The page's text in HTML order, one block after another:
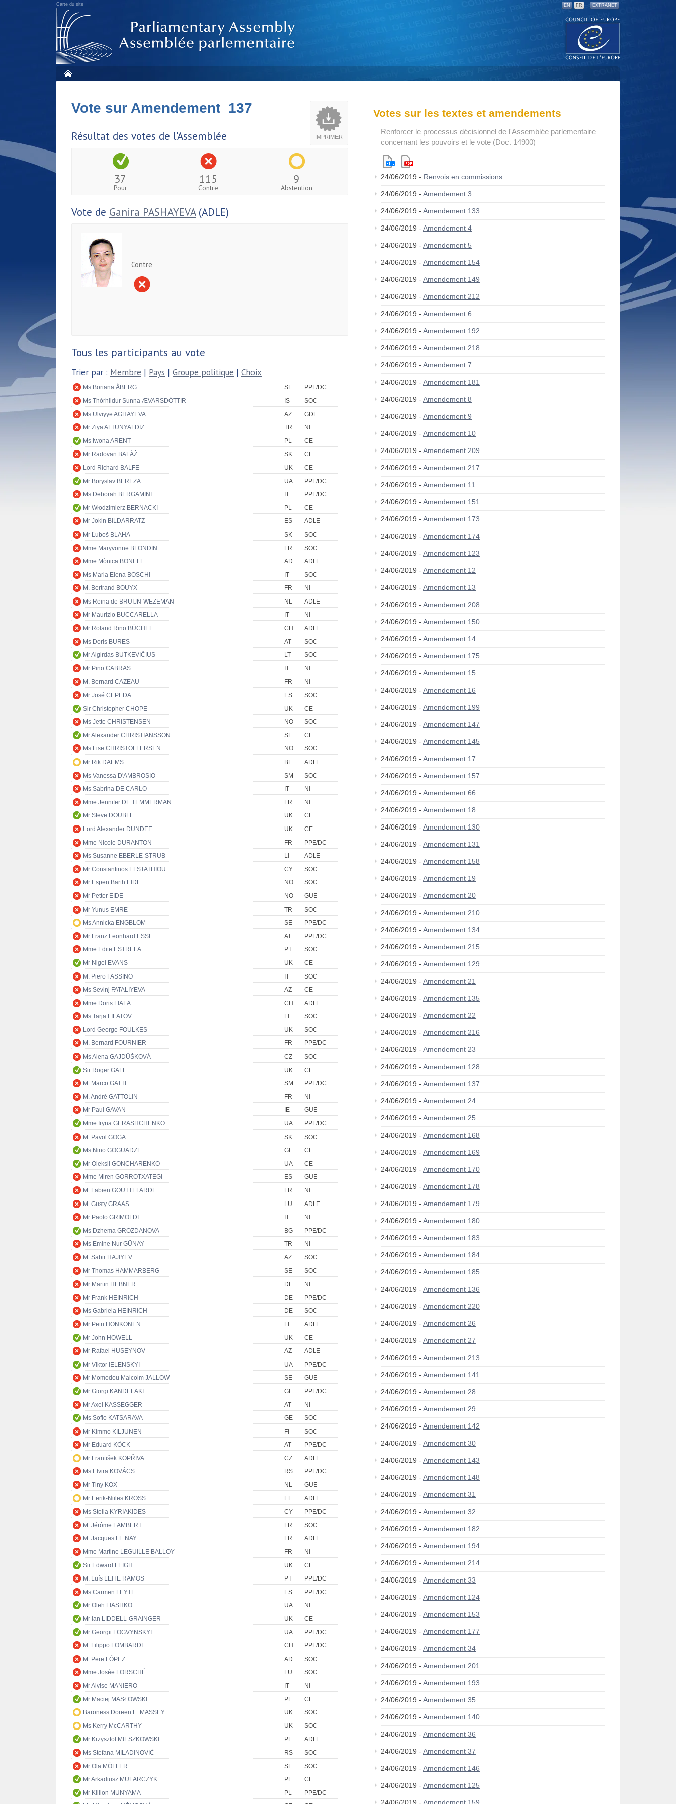
Carte du site EN FR EXTRANET
IMPRIMER
Vote sur Amendement 137
Résultat des votes de l'Assemblée
37
Pour
115
Contre
9
Abstention
Vote de Ganira PASHAYEVA(ADLE)
Contre
Tous les participants au vote
Trier par : Membre | Pays | Groupe politique | Choix
Ms Boriana ÅBERG SE
PPE/DC
Ms Thórhildur Sunna ÆVARSDÓTTIR
IS
SOC
Ms Ulviyye AGHAYEVA
AZ
GDL
Mr Ziya ALTUNYALDIZ
TR
NI
Ms Iwona ARENT
PL
CE
Mr Radovan BALÁŽ
SK
CE
Lord Richard BALFE
UK
CE
Mr Boryslav BEREZA
UA
PPE/DC
Ms Deborah BERGAMINI
IT
PPE/DC
Mr Włodzimierz BERNACKI
PL
CE
Mr Jokin BILDARRATZ
ES
ADLE
Mr Ľuboš BLAHA
SK
SOC
Mme Maryvonne BLONDIN
FR
SOC
Mme Mònica BONELL
AD
ADLE
Ms Maria Elena BOSCHI
IT
SOC
M. Bertrand BOUYX
FR
NI
Ms Reina de BRUIJN-WEZEMAN
NL
ADLE
Mr Maurizio BUCCARELLA
IT
NI
Mr Roland Rino BÜCHEL
CH
ADLE
Ms Doris BURES
AT
SOC
Mr Algirdas BUTKEVIČIUS
LT
SOC
Mr Pino CABRAS
IT
NI
M. Bernard CAZEAU
FR
NI
Mr José CEPEDA
ES
SOC
Sir Christopher CHOPE
UK
CE
Ms Jette CHRISTENSEN
NO
SOC
Mr Alexander CHRISTIANSSON
SE
CE
Ms Lise CHRISTOFFERSEN
NO
SOC
Mr Rik DAEMS
BE
ADLE
Ms Vanessa D'AMBROSIO
SM
SOC
Ms Sabrina DE CARLO
IT
NI
Mme Jennifer DE TEMMERMAN
FR
NI
Mr Steve DOUBLE
UK
CE
Lord Alexander DUNDEE
UK
CE
Mme Nicole DURANTON
FR
PPE/DC
Ms Susanne EBERLE-STRUB
LI
ADLE
Mr Constantinos EFSTATHIOU
CY
SOC
Mr Espen Barth EIDE
NO
SOC
Mr Petter EIDE
NO
GUE
Mr Yunus EMRE
TR
SOC
Ms Annicka ENGBLOM
SE
PPE/DC
Mr Franz Leonhard ESSL
AT
PPE/DC
Mme Edite ESTRELA
PT
SOC
Mr Nigel EVANS
UK
CE
M. Piero FASSINO
IT
SOC
Ms Sevinj FATALIYEVA
AZ
CE
Mme Doris FIALA
CH
ADLE
Ms Tarja FILATOV
FI
SOC
Lord George FOULKES
UK
SOC
M. Bernard FOURNIER
FR
PPE/DC
Ms Alena GAJDŮŠKOVÁ
CZ
SOC
Sir Roger GALE
UK
CE
M. Marco GATTI
SM
PPE/DC
M. André GATTOLIN
FR
NI
Mr Paul GAVAN
IE
GUE
Mme Iryna GERASHCHENKO
UA
PPE/DC
M. Pavol GOGA
SK
SOC
Ms Nino GOGUADZE
GE
CE
Mr Oleksii GONCHARENKO
UA
CE
Mme Miren GORROTXATEGI
ES
GUE
M. Fabien GOUTTEFARDE
FR
NI
M. Gusty GRAAS
LU
ADLE
Mr Paolo GRIMOLDI
IT
NI
Ms Dzhema GROZDANOVA
BG
PPE/DC
Ms Emine Nur GÜNAY
TR
NI
M. Sabir HAJIYEV
AZ
SOC
Mr Thomas HAMMARBERG
SE
SOC
Mr Martin HEBNER
DE
NI
Mr Frank HEINRICH
DE
PPE/DC
Ms Gabriela HEINRICH
DE
SOC
Mr Petri HONKONEN
FI
ADLE
Mr John HOWELL
UK
CE
Mr Rafael HUSEYNOV
AZ
ADLE
Mr Viktor IELENSKYI
UA
PPE/DC
Mr Momodou Malcolm JALLOW
SE
GUE
Mr Giorgi KANDELAKI
GE
PPE/DC
Mr Axel KASSEGGER
AT
NI
Ms Sofio KATSARAVA
GE
SOC
Mr Kimmo KILJUNEN
FI
SOC
Mr Eduard KÖCK
AT
PPE/DC
Mr František KOPŘIVA
CZ
ADLE
Ms Elvira KOVÁCS
RS
PPE/DC
Mr Tiny KOX
NL
GUE
Mr Eerik-Niiles KROSS
EE
ADLE
Ms Stella KYRIAKIDES
CY
PPE/DC
M. Jérôme LAMBERT
FR
SOC
M. Jacques LE NAY
FR
ADLE
Mme Martine LEGUILLE BALLOY
FR
NI
Sir Edward LEIGH
UK
CE
M. Luís LEITE RAMOS
PT
PPE/DC
Ms Carmen LEYTE
ES
PPE/DC
Mr Oleh LIASHKO
UA
NI
Mr Ian LIDDELL-GRAINGER
UK
CE
Mr Georgii LOGVYNSKYI
UA
PPE/DC
M. Filippo LOMBARDI
CH
PPE/DC
M. Pere LÓPEZ
AD
SOC
Mme Josée LORSCHÉ
LU
SOC
Mr Alvise MANIERO
IT
NI
Mr Maciej MASŁOWSKI
PL
CE
Baroness Doreen E. MASSEY
UK
SOC
Ms Kerry McCARTHY
UK
SOC
Mr Krzysztof MIESZKOWSKI
PL
ADLE
Ms Stefana MILADINOVIĆ
RS
SOC
Mr Ola MÖLLER
SE
SOC
Mr Arkadiusz MULARCZYK
PL
CE
Mr Killion MUNYAMA
PL
PPE/DC
Votes sur les textes et amendements
Renforcer le processus décisionnel de l'Assemblée parlementaire
concernant les pouvoirs et le vote (Doc. 14900)
24/06/2019 - Renvois en commissions
24/06/2019 - Amendement 3
24/06/2019 - Amendement 133
24/06/2019 - Amendement 4
24/06/2019 - Amendement 5
24/06/2019 - Amendement 154
24/06/2019 - Amendement 149
24/06/2019 - Amendement 212
24/06/2019 - Amendement 6
24/06/2019 - Amendement 192
24/06/2019 - Amendement 218
24/06/2019 - Amendement 7
24/06/2019 - Amendement 181
24/06/2019 - Amendement 8
24/06/2019 - Amendement 9
24/06/2019 - Amendement 10
24/06/2019 - Amendement 209
24/06/2019 - Amendement 217
24/06/2019 - Amendement 11
24/06/2019 - Amendement 151
24/06/2019 - Amendement 173
24/06/2019 - Amendement 174
24/06/2019 - Amendement 123
24/06/2019 - Amendement 12
24/06/2019 - Amendement 13
24/06/2019 - Amendement 208
24/06/2019 - Amendement 150
24/06/2019 - Amendement 14
24/06/2019 - Amendement 175
24/06/2019 - Amendement 15
24/06/2019 - Amendement 16
24/06/2019 - Amendement 199
24/06/2019 - Amendement 147
24/06/2019 - Amendement 145
24/06/2019 - Amendement 17
24/06/2019 - Amendement 157
24/06/2019 - Amendement 66
24/06/2019 - Amendement 18
24/06/2019 - Amendement 130
24/06/2019 - Amendement 131
24/06/2019 - Amendement 158
24/06/2019 - Amendement 19
24/06/2019 - Amendement 20
24/06/2019 - Amendement 210
24/06/2019 - Amendement 134
24/06/2019 - Amendement 215
24/06/2019 - Amendement 129
24/06/2019 - Amendement 21
24/06/2019 - Amendement 135
24/06/2019 - Amendement 22
24/06/2019 - Amendement 216
24/06/2019 - Amendement 23
24/06/2019 - Amendement 128
24/06/2019 - Amendement 137
24/06/2019 - Amendement 24
24/06/2019 - Amendement 25
24/06/2019 - Amendement 168
24/06/2019 - Amendement 169
24/06/2019 - Amendement 170
24/06/2019 - Amendement 178
24/06/2019 - Amendement 179
24/06/2019 - Amendement 180
24/06/2019 - Amendement 183
24/06/2019 - Amendement 184
24/06/2019 - Amendement 185
24/06/2019 - Amendement 136
24/06/2019 - Amendement 220
24/06/2019 - Amendement 26
24/06/2019 - Amendement 27
24/06/2019 - Amendement 213
24/06/2019 - Amendement 141
24/06/2019 - Amendement 28
24/06/2019 - Amendement 29
24/06/2019 - Amendement 142
24/06/2019 - Amendement 30
24/06/2019 - Amendement 143
24/06/2019 - Amendement 148
24/06/2019 - Amendement 31
24/06/2019 - Amendement 32
24/06/2019 - Amendement 182
24/06/2019 - Amendement 194
24/06/2019 - Amendement 214
24/06/2019 - Amendement 33
24/06/2019 - Amendement 124
24/06/2019 - Amendement 153
24/06/2019 - Amendement 177
24/06/2019 - Amendement 34
24/06/2019 - Amendement 201
24/06/2019 - Amendement 193
24/06/2019 - Amendement 35
24/06/2019 - Amendement 140
24/06/2019 - Amendement 36
24/06/2019 - Amendement 37
24/06/2019 - Amendement 146
24/06/2019 - Amendement 125